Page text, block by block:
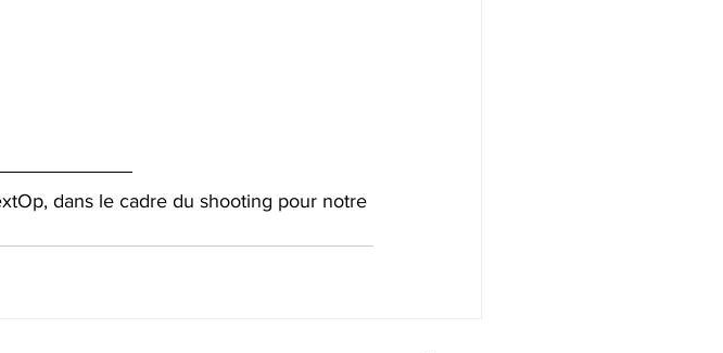
dans le cadre du shooting pour notre